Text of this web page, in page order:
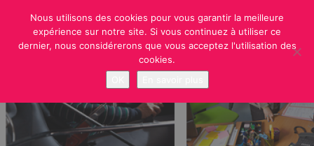
content
Nous utilisons des cookies pour vous garantir la meilleure
expérience sur notre site. Si vous continuez à utiliser ce
dernier, nous considérerons que vous acceptez l'utilisation des
cookies.